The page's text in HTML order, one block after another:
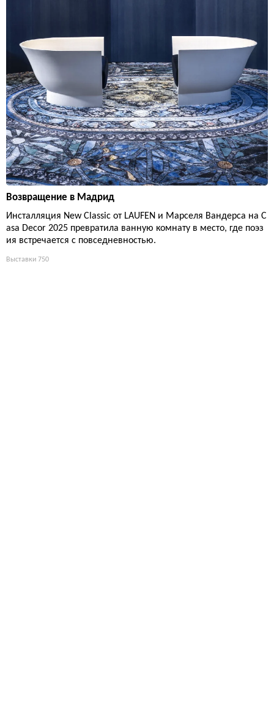
Возвращение в Мадрид
Инсталляция New Classic от LAUFEN и Марселя Вандерса на C
asa Decor 2025 превратила ванную комнату в место, где поэз
ия встречается с повседневностью.
Выставки 750